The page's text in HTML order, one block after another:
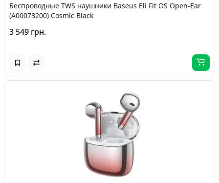
Беспроводные TWS наушники Baseus Eli Fit OS Open-Ear
(A00073200) Cosmic Black
3 549 грн.